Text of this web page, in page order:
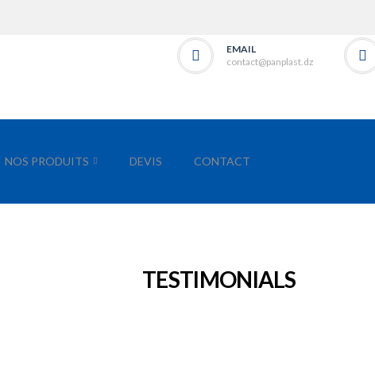
EMAIL
contact@panplast.dz
NOS PRODUITS DEVIS CONTACT
TESTIMONIALS